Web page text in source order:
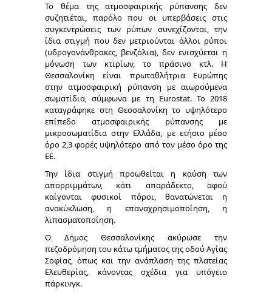
Το θέμα τηςατμοσφαιρικής ρύπανσης δεν
συζητιέται, παρόλο που οιυπερβάσεις στις
συγκεντρώσεις των ρύπων συνεχίζονται, την
ίδια στιγμή που δεν μετριούνται άλλοι ρύποι
(υδρογονάνθρακες, βενζόλια), δεν ενισχύεται η
μόνωση των κτιρίων, το πράσινο κτλ. Η
Θεσσαλονίκη είναι πρωταθλήτρια Ευρώπης
στην ατμοσφαιρική ρύπανση με αιωρούμενα
σωματίδια, σύμφωνα με τη Eurostat. Το 2018
καταγράφηκε στη Θεσσαλονίκη το υψηλότερο
επίπεδο ατμοσφαιρικής ρύπανσης με
μικροσωματίδια στην Ελλάδα, με ετήσιο μέσο
όρο 2,3 φορές υψηλότερο από τον μέσο όρο της
ΕΕ.
Την ίδια στιγμή προωθείται η καύση των
απορριμμάτων, κάτι απαράδεκτο, αφού
καίγονται φυσικοί πόροι, θανατώνεται η
ανακύκλωση, η επαναχρησιμοποίηση, η
λιπασματοποίηση.
Ο Δήμος Θεσσαλονίκης ακύρωσε την
πεζοδρόμηση του κάτω τμήματος της οδού Αγίας
Σοφίας, όπως και την ανάπλαση της πλατείας
Ελευθερίας, κάνοντας σχέδια για υπόγειο
πάρκινγκ.